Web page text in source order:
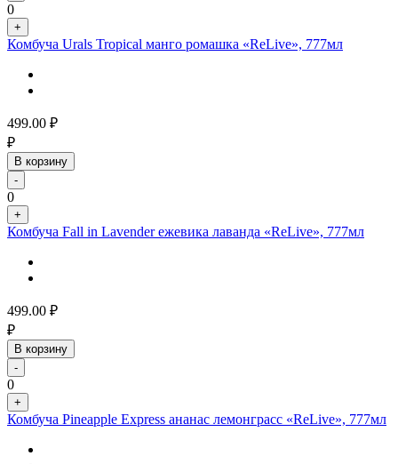
0
+
Комбуча Urals Tropical манго ромашка «ReLive», 777мл
499.00 ₽
₽
В корзину
-
0
+
Комбуча Fall in Lavender ежевика лаванда «ReLive», 777мл
499.00 ₽
₽
В корзину
-
0
+
Комбуча Pineapple Express ананас лемонграсс «ReLive», 777мл